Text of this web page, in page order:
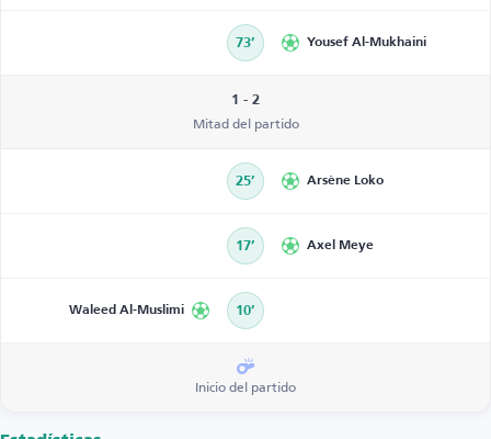
73’ Yousef Al-Mukhaini
1 - 2
Mitad del partido
25’ Arsène Loko
17’ Axel Meye
Waleed Al-Muslimi 10’
Inicio del partido